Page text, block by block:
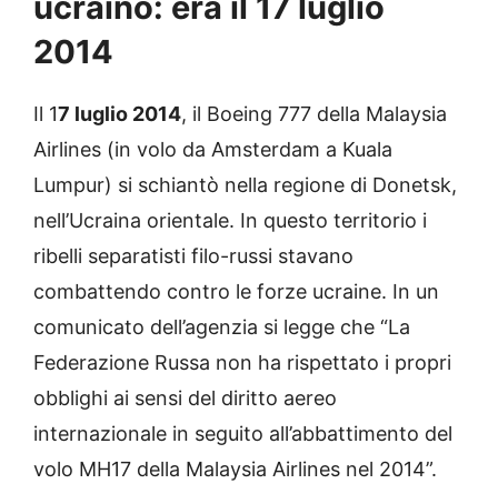
2014
Il 17 luglio 2014, il Boeing 777 della Malaysia
Airlines (in volo da Amsterdam a Kuala
Lumpur) si schiantò nella regione di Donetsk,
nell’Ucraina orientale. In questo territorio i
ribelli separatisti filo-russi stavano
combattendo contro le forze ucraine. In un
comunicato dell’agenzia si legge che “La
Federazione Russa non ha rispettato i propri
obblighi ai sensi del diritto aereo
internazionale in seguito all’abbattimento del
volo MH17 della Malaysia Airlines nel 2014”.